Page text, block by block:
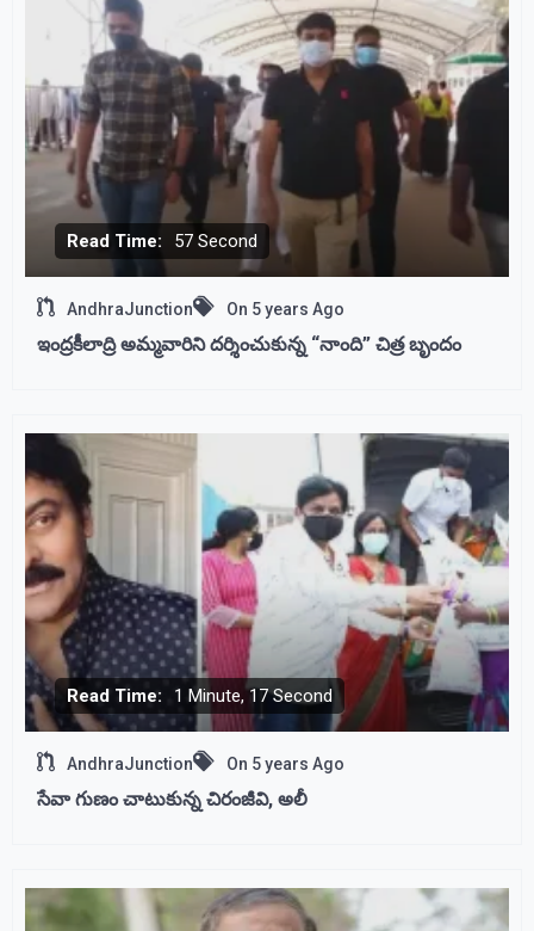
Read Time: 57 Second
AndhraJunction On 5 years Ago
ఇంద్రకీలాద్రి అమ్మవారిని దర్శించుకున్న “నాంది” చిత్ర బృందం
Read Time: 1 Minute, 17 Second
AndhraJunction On 5 years Ago
సేవా గుణం చాటుకున్న చిరంజీవి, అలీ